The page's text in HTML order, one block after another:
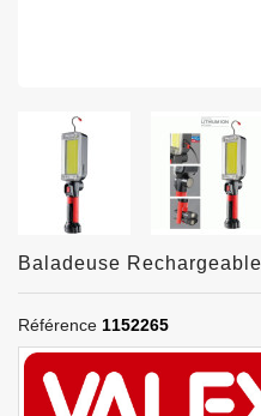
Baladeuse
Référence 1152265